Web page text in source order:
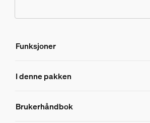
Funksjoner
Funksjoner
8719514873056
I denne pakken
Brukerhåndbok